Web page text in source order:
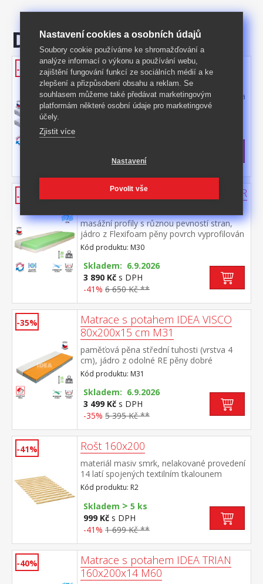
Doporučujeme
-50%
Matrace s potahem IDEA TRIAN
80x200x14 - Akce 1+1 ZDARMA
dvě matrace za cenu jedné paměťová pěna
různých tuhostí v pánevních zónách pro
systémem rozdílné tuhosti stran vhodná
pratelný do 40 °C doporučená nosnost do
15 180 Kč **
-41%
Matrace s potahem IDEA PARTNER
masážní profily s různou pevností stran,
jádro z Flexifoam pěny povrch vyprofilován
do 7 anatomických zón na obou stranách
tvrdá (bílá) a měkká (světle zelená) strana
vhodná pro všechny typy roštů vhodná pro
alergiky, potah snímatelný a pratelný do 60
°C doporučená nosnost do 130 kg
Kód produktu: M30
Skladem: 6.9.2026
3 890 Kč s DPH
-41% 6 650 Kč **
-35%
Matrace s potahem IDEA VISCO
80x200x15 cm M31
paměťová pěna střední tuhosti (vrstva 4
cm), jádro z odolné RE pěny dobré
ortopedické vlastností a dlouhá životnost
matrace vhodná pro všechny typy roštů
potah prodyšný, vyrobený ze dvou částí,
snímatelný a pratelný do 60 °C doporučená
nosnost do 130 kg
Kód produktu: M31
Skladem: 6.9.2026
3 499 Kč s DPH
-35% 5 395 Kč **
-41% Rošt 160x200
materiál masiv smrk, nelakované provedení
14 latí spojených textilním tkalounem
Kód produktu: R2
Skladem > 5 ks
999 Kč s DPH
-41% 1 699 Kč **
-40%
Matrace s potahem IDEA TRIAN
160x200x14 M60
Nastavení cookies a osobních údajů
Soubory cookie používáme ke shromažďování a
analýze informací o výkonu a používání webu,
zajištění fungování funkcí ze sociálních médií a ke
zlepšení a přizpůsobení obsahu a reklam. Se
souhlasem můžeme také předávat marketingovým
platformám některé osobní údaje pro marketingové
účely.
Zjistit více
Nastavení
Povolit vše